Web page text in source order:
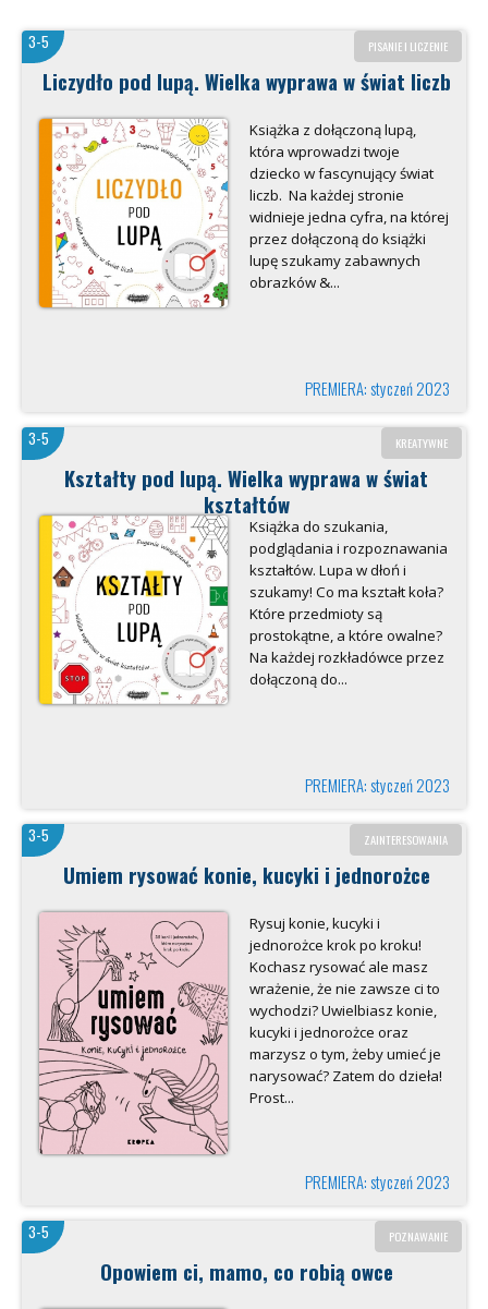
3-5 PISANIE I LICZENIE
Liczydło pod lupą. Wielka wyprawa w świat liczb
Książka z dołączoną lupą,
która wprowadzi twoje
dziecko w fascynujący świat
liczb. Na każdej stronie
widnieje jedna cyfra, na której
przez dołączoną do książki
lupę szukamy zabawnych
obrazków &...
PREMIERA: styczeń 2023
3-5 KREATYWNE
Kształty pod lupą. Wielka wyprawa w świat
kształtów
Książka do szukania,
podglądania i rozpoznawania
kształtów. Lupa w dłoń i
szukamy! Co ma kształt koła?
Które przedmioty są
prostokątne, a które owalne?
Na każdej rozkładówce przez
dołączoną do...
PREMIERA: styczeń 2023
3-5 ZAINTERESOWANIA
Umiem rysować konie, kucyki i jednorożce
Rysuj konie, kucyki i
jednorożce krok po kroku!
Kochasz rysować ale masz
wrażenie, że nie zawsze ci to
wychodzi? Uwielbiasz konie,
kucyki i jednorożce oraz
marzysz o tym, żeby umieć je
narysować? Zatem do dzieła!
Prost...
PREMIERA: styczeń 2023
3-5 POZNAWANIE
Opowiem ci, mamo, co robią owce